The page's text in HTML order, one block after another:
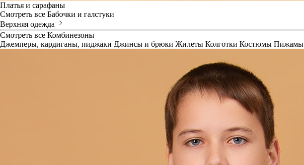
Платья и сарафаны
Смотреть все Бабочки и галстуки
Верхняя одежда
Смотреть все Комбинезоны
Джемперы, кардиганы, пиджаки Джинсы и брюки Жилеты Колготки Костюмы Пижамы